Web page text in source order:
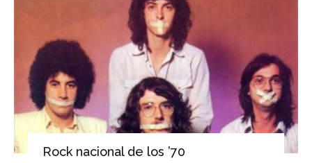
Rock nacional de los ’70